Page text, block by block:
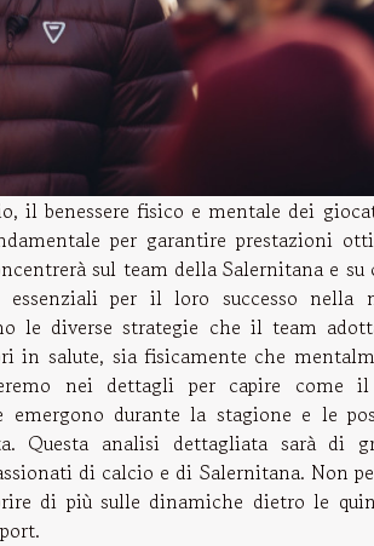
il benessere fisico e mentale dei
per garantire prestazioni
sul team della Salernitana e su
essenziali per il loro successo nella
le diverse strategie che il team
in salute, sia fisicamente che
nei dettagli per capire come
emergono durante la stagione e le
Questa analisi dettagliata sarà di
di calcio e di Salernitana. Non
di più sulle dinamiche dietro le